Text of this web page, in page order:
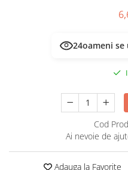
25oameni
Cod
Ai nevoie de
Adauga la Favorite